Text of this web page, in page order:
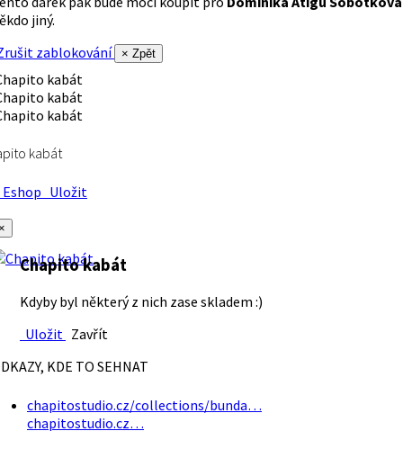
jiný.
zablokování
× Zpět
kabát
Uložit
Chapito kabát
Kdyby byl některý z nich zase skladem :)
Uložit Zavřít
KDE TO SEHNAT
chapitostudio.cz/collections/bunda…
chapitostudio.cz…